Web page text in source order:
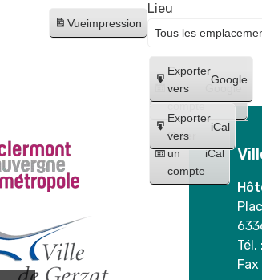
Vueimpression
Créer
un
compte
Google
Créer
un
compte
iCal
Exporter
vers
Google
Exporter
vers
iCal
Lieu
Tél.